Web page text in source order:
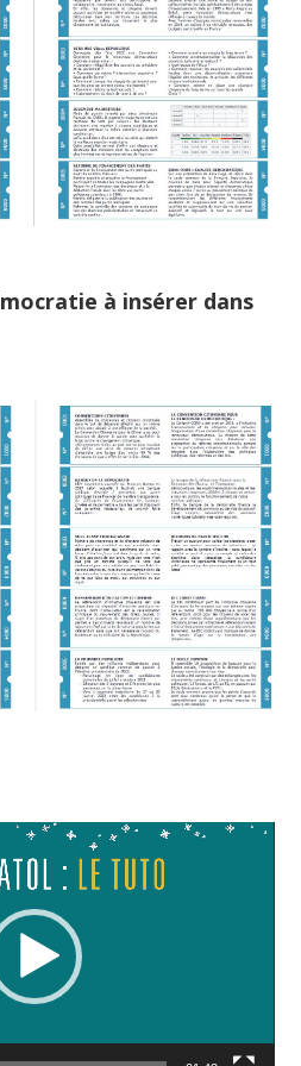
à insérer dans